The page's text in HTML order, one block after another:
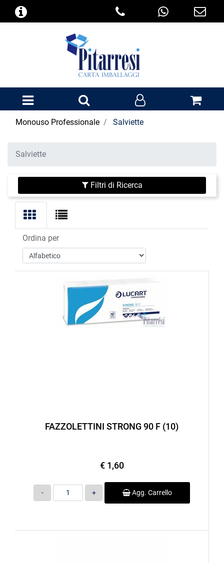
Open menu
Monouso Professionale Salviette
Salviette
Filtri di Ricerca
Ordina per
FAZZOLETTINI STRONG 90 F (10)
€ 1,60
Quantità
Agg. Carrello